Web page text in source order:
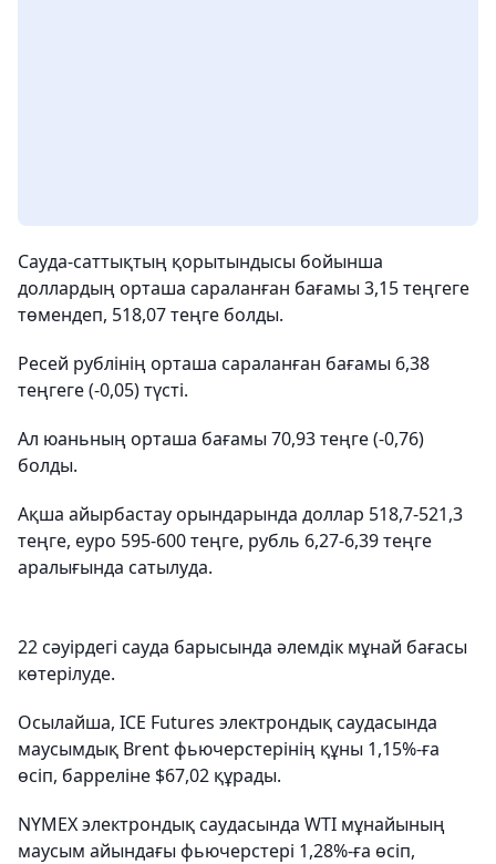
Сауда-саттықтың қорытындысы бойынша
доллардың орташа сараланған бағамы 3,15 теңгеге
төмендеп, 518,07 теңге болды.
Ресей рублінің орташа сараланған бағамы 6,38
теңгеге (-0,05) түсті.
Ал юаньның орташа бағамы 70,93 теңге (-0,76)
болды.
Ақша айырбастау орындарында доллар 518,7-521,3
теңге, еуро 595-600 теңге, рубль 6,27-6,39 теңге
аралығында сатылуда.
22 сәуірдегі сауда барысында әлемдік мұнай бағасы
көтерілуде.
Осылайша, ICE Futures электрондық саудасында
маусымдық Brent фьючерстерінің құны 1,15%-ға
өсіп, барреліне $67,02 құрады.
NYMEX электрондық саудасында WTI мұнайының
маусым айындағы фьючерстері 1,28%-ға өсіп,